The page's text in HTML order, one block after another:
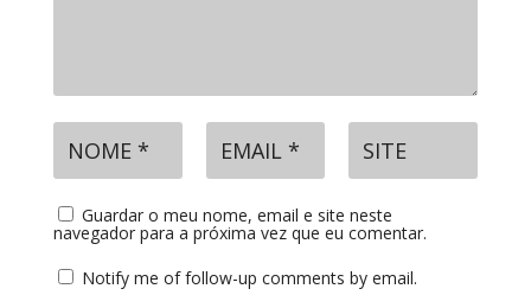
Guardar o meu nome, email e site neste
navegador para a próxima vez que eu comentar.
Notify me of follow-up comments by email.